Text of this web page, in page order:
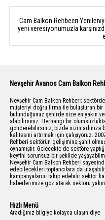
Balkonlarınızın yeni
balkon hakkında
dönüşebilir dikkat! Bir
mutlaka alanında tecrübeli
etmelisiniz. Eğer
aklınızda bu ürünün yetkili
yüksek yıllar boyunca
balkon sisteminin m2 fiyatı
vb), ürün farklılıkları, sistem
bağlı olarak min 150 TL ile
Avanos cam balkon
kalitesi ne kadar iyi olursa
üretim kalitesini önemsiz hale
tutularak üretilmiştir.
ve üst kilidi destekleyen alt kilit
üst kilit dışında sistemin
bilgiler ve
Teklif Detayı 4.5 boy 1.5 en
m2 evim için
Teklif Detayı Yağmur ve
Teklif Detayı
194cm
için beyaz veya
yaptırmak
çekiyorsanız
Teklif Detayı 2.10cm boy
Teklif Detayı
Cam Balkon Rehbeeri
yeni veresiyonumuzla
Nevşehir Avanos Cam Balkon
Nevşehir Cam Balkon Rehberi;
müşteriyi doğru firma ile buluşturan
bulunduğunuz şehirde size en yakın
alabilirsiniz. Herhangi bir
gönderebilirsiniz, bizde sizin
kalitesini artırmak için çalışıyoruz.
Rehberi sektörün gelişimine şahit
oynamıştır. Gelecekte de sektöre
keyfini sorunsuz bir şekilde
Nevşehir Cam Balkon Rehberi
edebilecekleri toptancılara da
kampanyalarını takip edebilir sektör
haberlerimize göz atarak sektörü
Hızlı Menü
Aradığınız bilgiye kolayca ulaşın diye